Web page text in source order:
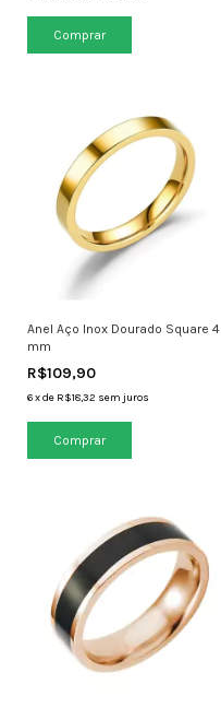
Comprar
Anel Aço Inox Dourado Square 4
mm
R$109,90
6xde R$18,32 sem juros
Comprar